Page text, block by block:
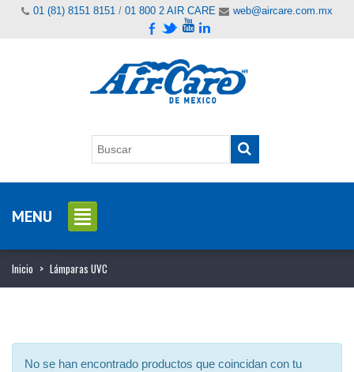
01 (81) 8151 8151 / 01 800 2 AIR CARE web@aircare.com.mx
MENU
Inicio > Lámparas UVC
No se han encontrado productos que coincidan con tu